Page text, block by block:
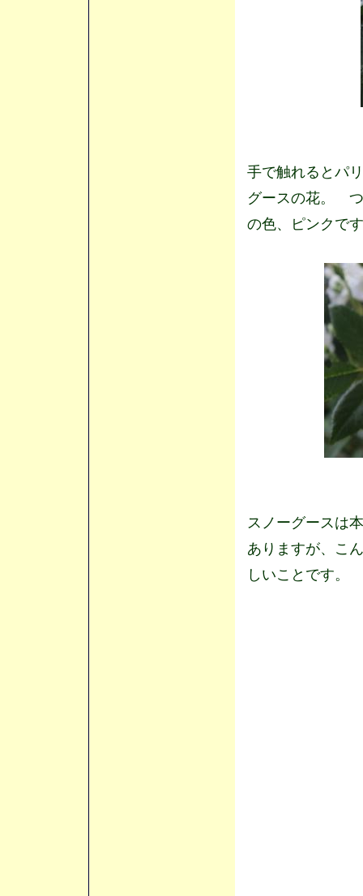
手で触れるとパ
グースの花。 つ
の色、ピンクで
スノーグースは
ありますが、こ
しいことです。